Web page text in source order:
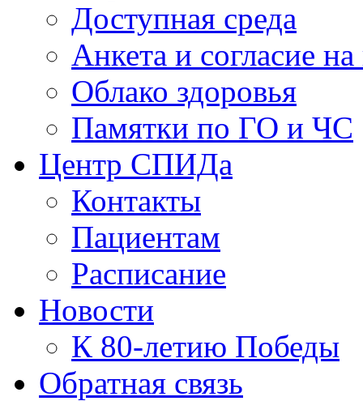
Доступная среда
Анкета и согласие
Облако здоровья
Памятки по ГО и ЧС
Центр СПИДа
Контакты
Пациентам
Расписание
Новости
К 80-летию Победы
Обратная связь